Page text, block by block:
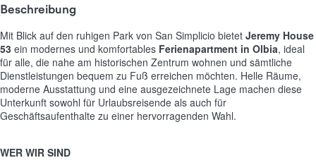
Beschreibung
Mit Blick auf den ruhigen Park von San Simplicio bietet Jeremy House
53 ein modernes und komfortables Ferienapartment in Olbia, ideal
für alle, die nahe am historischen Zentrum wohnen und sämtliche
Dienstleistungen bequem zu Fuß erreichen möchten. Helle Räume,
moderne Ausstattung und eine ausgezeichnete Lage machen diese
Unterkunft sowohl für Urlaubsreisende als auch für
Geschäftsaufenthalte zu einer hervorragenden Wahl.
WER WIR SIND